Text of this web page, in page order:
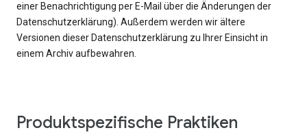
einer Benachrichtigung per E-Mail über die Änderungen der
Datenschutzerklärung). Außerdem werden wir ältere
Versionen dieser Datenschutzerklärung zu Ihrer Einsicht in
einem Archiv aufbewahren.
Produktspezifische Praktiken